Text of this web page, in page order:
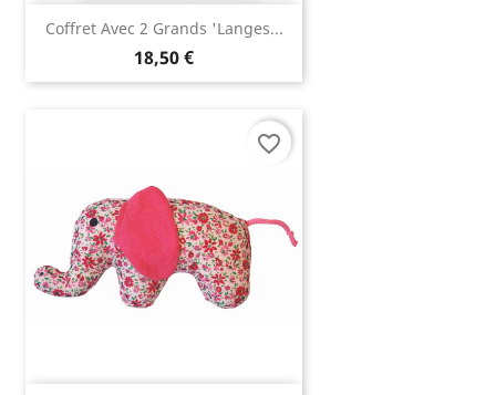
Coffret Avec 2 Grands 'langes...
18,50 €
favorite_border